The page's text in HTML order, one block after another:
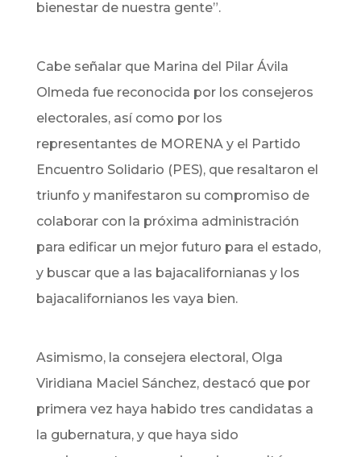
bienestar de nuestra gente”.
Cabe señalar que Marina del Pilar Ávila
Olmeda fue reconocida por los consejeros
electorales, así como por los
representantes de MORENA y el Partido
Encuentro Solidario (PES), que resaltaron el
triunfo y manifestaron su compromiso de
colaborar con la próxima administración
para edificar un mejor futuro para el estado,
y buscar que a las bajacalifornianas y los
bajacalifornianos les vaya bien.
Asimismo, la consejera electoral, Olga
Viridiana Maciel Sánchez, destacó que por
primera vez haya habido tres candidatas a
la gubernatura, y que haya sido